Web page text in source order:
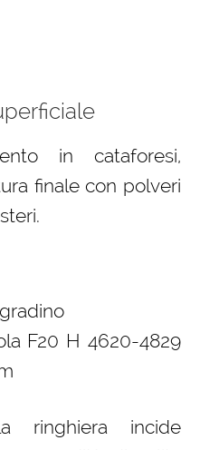
in cataforesi,
finale con polveri
ringhiera incide